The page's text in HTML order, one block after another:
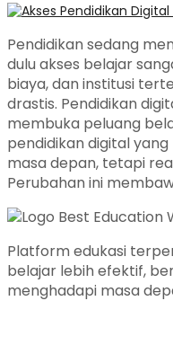
Pendidikan sedang
dulu akses belajar
biaya, dan institusi
drastis. Pendidikan
membuka peluang
pendidikan digital
masa depan, tetapi
Perubahan ini
Platform edukasi
belajar lebih efektif,
menghadapi masa